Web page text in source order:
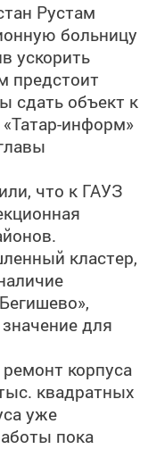
Рустам
больницу
ускорить
предстоит
сдать объект к
информ»
что к ГАУЗ
кластер,
для
корпуса
квадратных
уже
пока